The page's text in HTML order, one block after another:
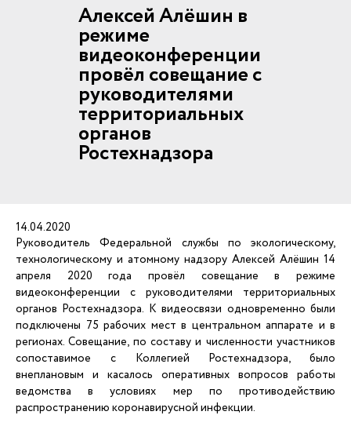
Алексей Алёшин в
режиме
видеоконференции
провёл совещание с
руководителями
территориальных
органов
Ростехнадзора
14.04.2020
Руководитель Федеральной службы по экологическому,
технологическому и атомному надзору Алексей Алёшин 14
апреля 2020 года провёл совещание в режиме
видеоконференции с руководителями территориальных
органов Ростехнадзора. К видеосвязи одновременно были
подключены 75 рабочих мест в центральном аппарате и в
регионах. Совещание, по составу и численности участников
сопоставимое с Коллегией Ростехнадзора, было
внеплановым и касалось оперативных вопросов работы
ведомства в условиях мер по противодействию
распространению коронавирусной инфекции.